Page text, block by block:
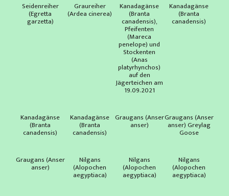
Seidenreiher
(Egretta
garzetta)
Graureiher
(Ardea cinerea)
Kanadagänse
(Branta
canadensis),
Pfeifenten
(Mareca
penelope) und
Stockenten
(Anas
platyrhynchos)
auf den
Jägerteichen am
19.09.2021
Kanadagänse
(Branta
canadensis)
Kanadagänse
(Branta
canadensis)
Kanadagänse
(Branta
canadensis)
Graugans (Anser
anser)
Graugans (Anser
anser) Greylag
Goose
Graugans (Anser
anser)
Nilgans
(Alopochen
aegyptiaca)
Nilgans
(Alopochen
aegyptiaca)
Nilgans
(Alopochen
aegyptiaca)